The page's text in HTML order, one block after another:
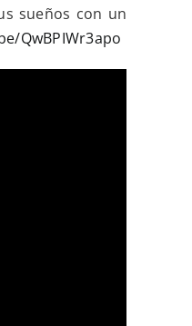
sueños con un
QwBPIWr3apo